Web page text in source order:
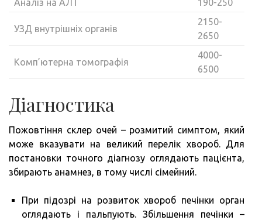
Аналіз на АЛТ 190-250
УЗД внутрішніх органів
2150-
2650
Комп’ютерна томографія
4000-
6500
Діагностика
Пожовтіння склер очей – розмитий симптом, який
може вказувати на великий перелік хвороб. Для
постановки точного діагнозу оглядають пацієнта,
збирають анамнез, в тому числі сімейний.
При підозрі на розвиток хвороб печінки орган
оглядають і пальпують. Збільшення печінки –